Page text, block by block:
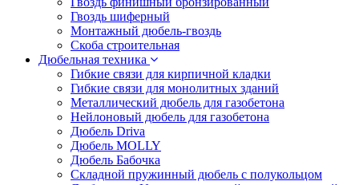
Гвоздь шиферный
Монтажный дюбель-гвоздь
Скоба строительная
Дюбельная техника
Гибкие связи для кирпичной кладки
Гибкие связи для монолитных зданий
Металлический дюбель для газобетона
Нейлоновый дюбель для газобетона
Дюбель Driva
Дюбель MOLLY
Дюбель Бабочка
Складной пружинный дюбель с полукольцом